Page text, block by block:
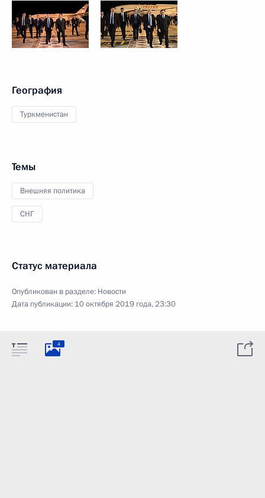
География
Туркменистан
Темы
Внешняя политика
СНГ
Статус материала
Опубликован в разделе: Новости
Дата публикации: 10 октября 2019 года, 23:30
4